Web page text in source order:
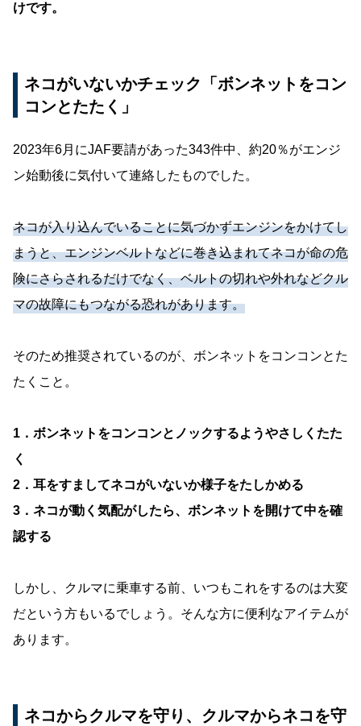
けです。
ネコがいないかチェック「ボンネットをコン
コンとたたく」
2023年6月にJAF要請があった343件中、約20％がエンジ
ン始動後に気付いて連絡したものでした。
ネコが入り込んでいることに気づかずエンジンをかけてし
まうと、エンジンベルトなどに巻き込まれてネコが命の危
険にさらされるだけでなく、ベルトの切れや外れなどクル
マの故障にもつながる恐れがあります。
そのため推奨されているのが、ボンネットをコンコンとた
たくこと。
1．ボンネットをコンコンとノックするようやさしくたた
く
2．耳をすましてネコがいないか様子をたしかめる
3．ネコが動く気配がしたら、ボンネットを開けて中を確
認する
しかし、クルマに乗車する前、いつもこれをするのは大変
だという方もいるでしょう。そんな方に便利なアイテムが
あります。
ネコからクルマを守り、クルマからネコを守